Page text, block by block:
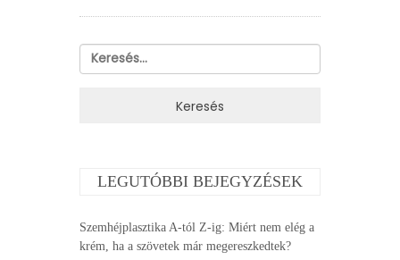
Keresés:
LEGUTÓBBI BEJEGYZÉSEK
Szemhéjplasztika A-tól Z-ig: Miért nem elég a
krém, ha a szövetek már megereszkedtek?